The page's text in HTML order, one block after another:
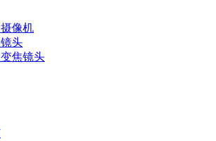
像机
头
焦镜头